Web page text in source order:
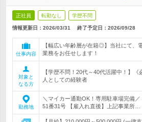
正社員 転勤なし 学歴不問
情報更新日：2026/03/31 終了予定日： 2026/09/28
仕事内容
【幅広い年齢層が在籍◎】当社にて、
業務をお任せします！
対象と
なる方
【学歴不問！20代～40代活躍中！】
人としての経験者
勤務地
＼マイカー通勤OK！専用駐車場完備
51番31号 【雇入れ直後】上記事業所…